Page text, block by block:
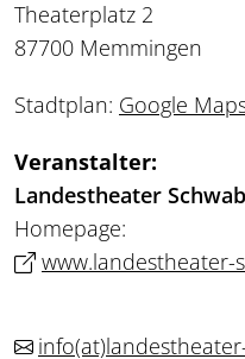
Theaterplatz 2
87700 Memmingen
Stadtplan: Google
Veranstalter:
Landestheater
Homepage:
www.landestheater-
info(at)